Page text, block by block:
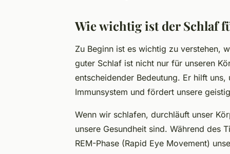
Wie wichtig ist der Schlaf
Zu Beginn ist es wichtig zu verstehen,
guter Schlaf ist nicht nur für unseren
entscheidender Bedeutung. Er hilft
Immunsystem und fördert unsere
Wenn wir schlafen, durchläuft unser
unsere Gesundheit sind. Während des
REM-Phase (Rapid Eye Movement)